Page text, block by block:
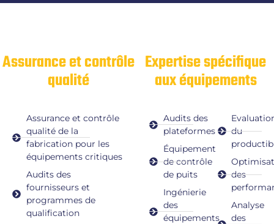
Assurance et contrôle
qualité
Assurance et contrôle
qualité de la
fabrication pour les
équipements critiques
Audits des
fournisseurs et
programmes de
qualification
Expertise spécifique
aux équipements
Audits des
plateformes
Équipement
de contrôle
de puits
Ingénierie
des
équipements
du
des
Analyse
des